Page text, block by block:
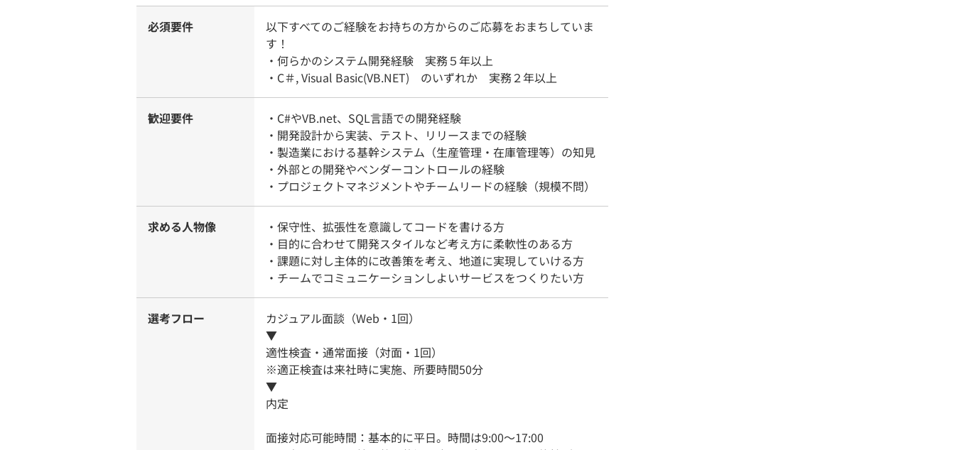
必須要件
以下すべてのご経験をお持ちの方からのご応募をおまちしていま
す！
・何らかのシステム開発経験 実務５年以上
・C＃, Visual Basic(VB.NET) のいずれか 実務２年以上
歓迎要件
・C#やVB.net、SQL言語での開発経験
・開発設計から実装、テスト、リリースまでの経験
・製造業における基幹システム（生産管理・在庫管理等）の知見
・外部との開発やベンダーコントロールの経験
・プロジェクトマネジメントやチームリードの経験（規模不問）
求める人物像
・保守性、拡張性を意識してコードを書ける方
・目的に合わせて開発スタイルなど考え方に柔軟性のある方
・課題に対し主体的に改善策を考え、地道に実現していける方
・チームでコミュニケーションしよいサービスをつくりたい方
選考フロー
カジュアル面談（Web・1回）
▼
適性検査・通常面接（対面・1回）
※適正検査は来社時に実施、所要時間50分
▼
内定
面接対応可能時間：基本的に平日。時間は9:00〜17:00